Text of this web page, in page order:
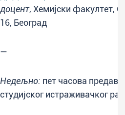
доцент, Хемијски факултет,
16, Београд
—
Недељно: пет часова
студијског истраживачког